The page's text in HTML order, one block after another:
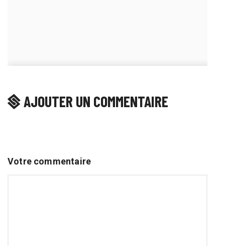
AJOUTER UN COMMENTAIRE
Votre commentaire